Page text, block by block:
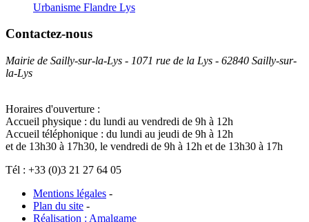
Urbanisme Flandre Lys
Contactez-nous
Mairie de Sailly-sur-la-Lys - 1071 rue de la Lys - 62840 Sailly-sur-
la-Lys
Horaires d'ouverture :
Accueil physique : du lundi au vendredi de 9h à 12h
Accueil téléphonique : du lundi au jeudi de 9h à 12h
et de 13h30 à 17h30, le vendredi de 9h à 12h et de 13h30 à 17h
Tél : +33 (0)3 21 27 64 05
Mentions légales -
Plan du site -
Réalisation : Amalgame